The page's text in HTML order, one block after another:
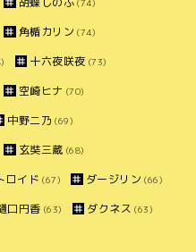
(74)
角楯カリン (74)
十六夜咲夜 (73)
空崎ヒナ (70)
中野二乃 (69)
玄奘三蔵 (68)
ロイド (67) ダージリン (66)
口円香 (63) ダクネス (63)